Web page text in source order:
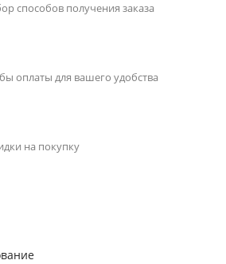
способов получения заказа
оплаты для вашего удобства
на покупку